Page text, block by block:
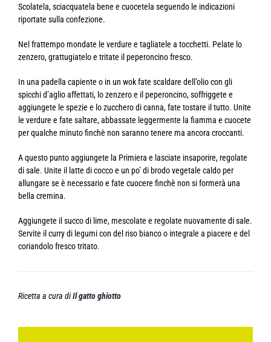
Scolatela, sciacquatela bene e cuocetela seguendo le indicazioni
riportate sulla confezione.
Nel frattempo mondate le verdure e tagliatele a tocchetti. Pelate lo
zenzero, grattugiatelo e tritate il peperoncino fresco.
In una padella capiente o in un wok fate scaldare dell’olio con gli
spicchi d’aglio affettati, lo zenzero e il peperoncino, soffriggete e
aggiungete le spezie e lo zucchero di canna, fate tostare il tutto. Unite
le verdure e fate saltare, abbassate leggermente la fiamma e cuocete
per qualche minuto finchè non saranno tenere ma ancora croccanti.
A questo punto aggiungete la Primiera e lasciate insaporire, regolate
di sale. Unite il latte di cocco e un po’ di brodo vegetale caldo per
allungare se è necessario e fate cuocere finchè non si formerà una
bella cremina.
Aggiungete il succo di lime, mescolate e regolate nuovamente di sale.
Servite il curry di legumi con del riso bianco o integrale a piacere e del
coriandolo fresco tritato.
Ricetta a cura diIl gatto ghiotto